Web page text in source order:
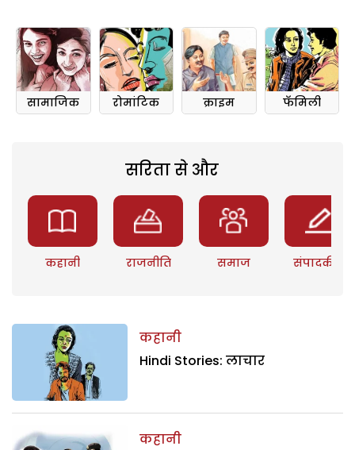
सामाजिक रोमांटिक क्राइम फॅमिली
सरिता से और
कहानी राजनीति समाज संपादकीय
कहानी
Hindi Stories: लाचार
कहानी